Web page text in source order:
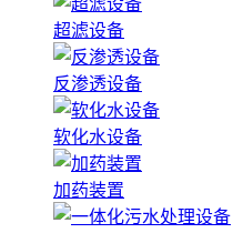
超滤设备
反渗透设备
软化水设备
加药装置